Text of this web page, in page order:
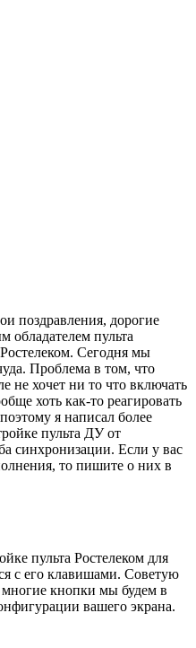
поздравления, дорогие
обладателем пульта
Сегодня мы
Проблема в том, что
не хочет ни то что включать
хоть как-то реагировать
я написал более
пульта ДУ от
синхронизации. Если у вас
то пишите о них в
пульта Ростелеком для
с его клавишами. Советую
многие кнопки мы будем в
вашего экрана.